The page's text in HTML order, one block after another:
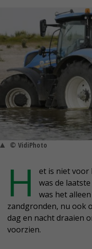
© VidiPhoto
H
et is niet voor
was de
was het
zandgronden, nu ook
dag en nacht draaien
voorzien.